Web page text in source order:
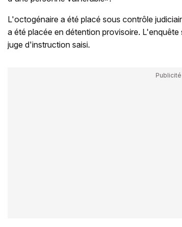
L'octogénaire a été placé sous contrôle
a été placée en détention provisoire.
juge d'instruction saisi.